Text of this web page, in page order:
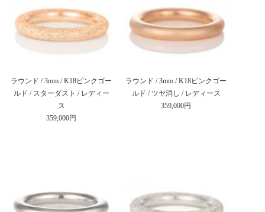
ラウンド / 3mm / K18ピンクゴー
ルド / スターダスト / レディー
ス
359,000円
ラウンド / 3mm / K18ピンクゴー
ルド / ツヤ消し / レディース
359,000円